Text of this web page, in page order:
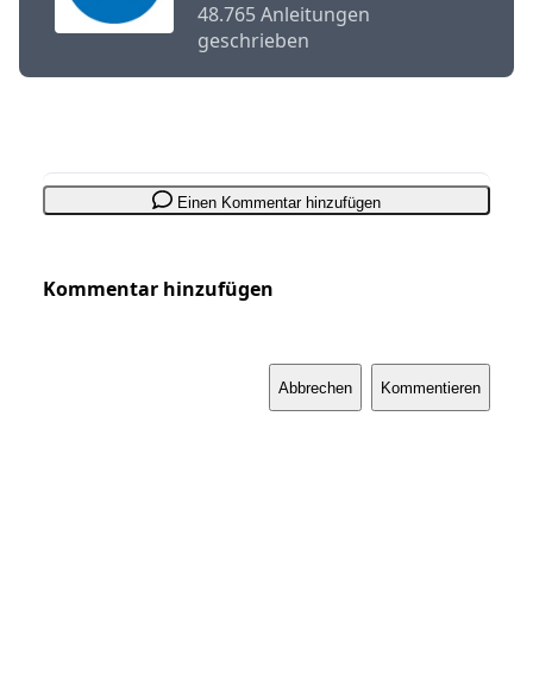
48.765 Anleitungen
geschrieben
Einen Kommentar hinzufügen
Kommentar hinzufügen
Abbrechen Kommentieren